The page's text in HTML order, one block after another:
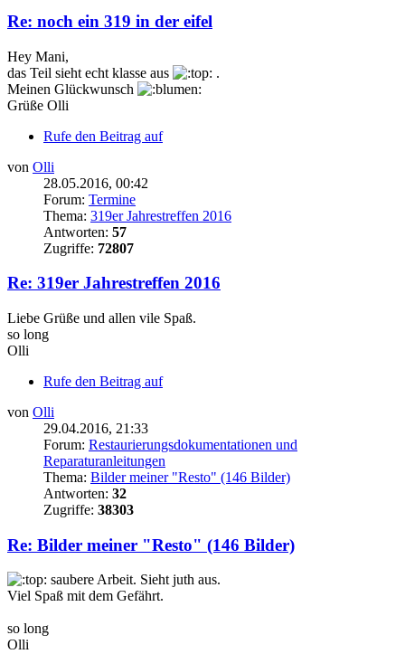
Re: noch ein 319 in der eifel
Hey Mani,
das Teil sieht echt klasse aus
.
Meinen Glückwunsch
Grüße Olli
Rufe den Beitrag auf
von Olli
28.05.2016, 00:42
Forum: Termine
Thema: 319er Jahrestreffen 2016
Antworten: 57
Zugriffe: 72807
Re: 319er Jahrestreffen 2016
Liebe Grüße und allen vile Spaß.
so long
Olli
Rufe den Beitrag auf
von Olli
29.04.2016, 21:33
Forum: Restaurierungsdokumentationen und
Reparaturanleitungen
Thema: Bilder meiner "Resto" (146 Bilder)
Antworten: 32
Zugriffe: 38303
Re: Bilder meiner "Resto" (146 Bilder)
saubere Arbeit. Sieht juth aus.
Viel Spaß mit dem Gefährt.
so long
Olli